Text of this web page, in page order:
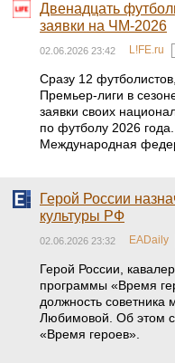
Двенадцать
заявки на ЧМ-2026
02.06.2026 23:42 L!FE.ru
Сразу 12
Премьер-лиги в
заявки своих
по футболу 2026
Международная
Герой России
культуры РФ
02.06.2026 23:32 EADaily
Герой России,
программы «Время
должность советника
Любимовой. Об этом
«Время героев».